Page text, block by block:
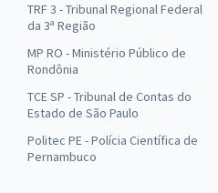
TRF 3 - Tribunal Regional Federal
da 3ª Região
MP RO - Ministério Público de
Rondônia
TCE SP - Tribunal de Contas do
Estado de São Paulo
Politec PE - Polícia Científica de
Pernambuco